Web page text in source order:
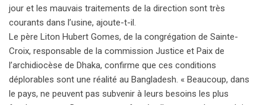
jour et les mauvais traitements de la direction sont très
courants dans l’usine, ajoute-t-il.
Le père Liton Hubert Gomes, de la congrégation de Sainte-
Croix, responsable de la commission Justice et Paix de
l’archidiocèse de Dhaka, confirme que ces conditions
déplorables sont une réalité au Bangladesh. « Beaucoup, dans
le pays, ne peuvent pas subvenir à leurs besoins les plus